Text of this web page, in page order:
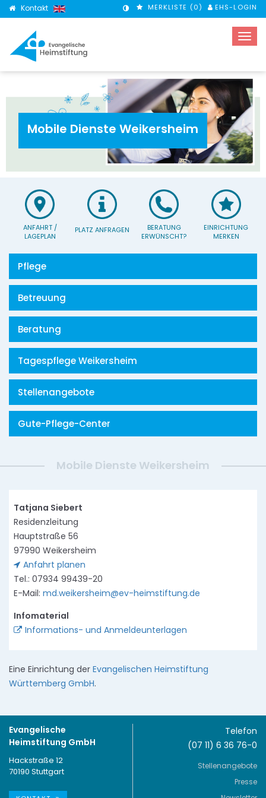
Kontakt
KONTRASTMODUS
MERKLISTE (0) EHS-LOGIN
Mobile Dienste Weikersheim
ANFAHRT /
LAGEPLAN
PLATZ ANFRAGEN
BERATUNG
ERWÜNSCHT?
EINRICHTUNG
MERKEN
Pflege
Betreuung
Beratung
Tagespflege Weikersheim
Stellenangebote
Gute-Pflege-Center
Mobile Dienste Weikersheim
Tatjana Siebert
Residenzleitung
Hauptstraße 56
97990 Weikersheim
Anfahrt planen
Tel.: 07934 99439-20
E-Mail: md.weikersheim@ev-heimstiftung.de
Infomaterial
Informations- und Anmeldeunterlagen
Eine Einrichtung der Evangelischen Heimstiftung
Württemberg GmbH.
Evangelische
Heimstiftung GmbH
Hackstraße 12
70190 Stuttgart
Telefon
(07 11) 6 36 76-0
Stellenangebote
Presse